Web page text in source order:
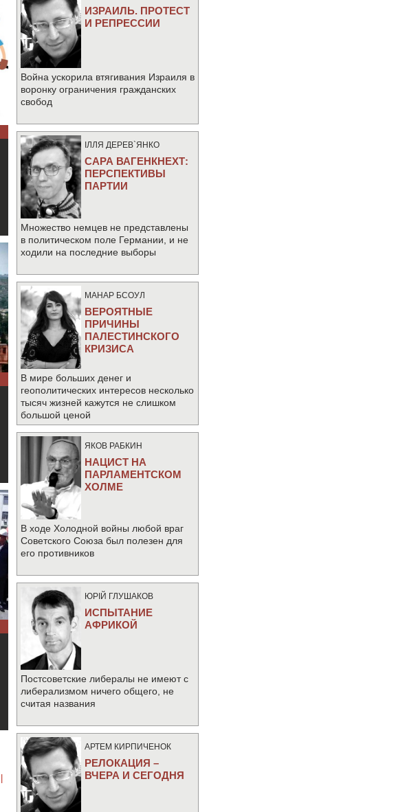
ИЗРАИЛЬ. ПРОТЕСТ
И РЕПРЕССИИ
Война ускорила втягивания Израиля в
воронку ограничения гражданских
свобод
IЛЛЯ ДЕРЕВ`ЯНКО
САРА ВАГЕНКНЕХТ:
ПЕРСПЕКТИВЫ
ПАРТИИ
Множество немцев не представлены
в политическом поле Германии, и не
ходили на последние выборы
МАНАР БСОУЛ
ВЕРОЯТНЫЕ
ПРИЧИНЫ
ПАЛЕСТИНСКОГО
КРИЗИСА
В мире больших денег и
геополитических интересов несколько
тысяч жизней кажутся не слишком
большой ценой
ЯКОВ РАБКИН
НАЦИСТ НА
ПАРЛАМЕНТСКОМ
ХОЛМЕ
В ходе Холодной войны любой враг
Советского Союза был полезен для
его противников
ЮРIЙ ГЛУШАКОВ
ИСПЫТАНИЕ
АФРИКОЙ
Постсоветские либералы не имеют с
либерализмом ничего общего, не
считая названия
АРТЕМ КИРПИЧЕНОК
РЕЛОКАЦИЯ –
ВЧЕРА И СЕГОДНЯ